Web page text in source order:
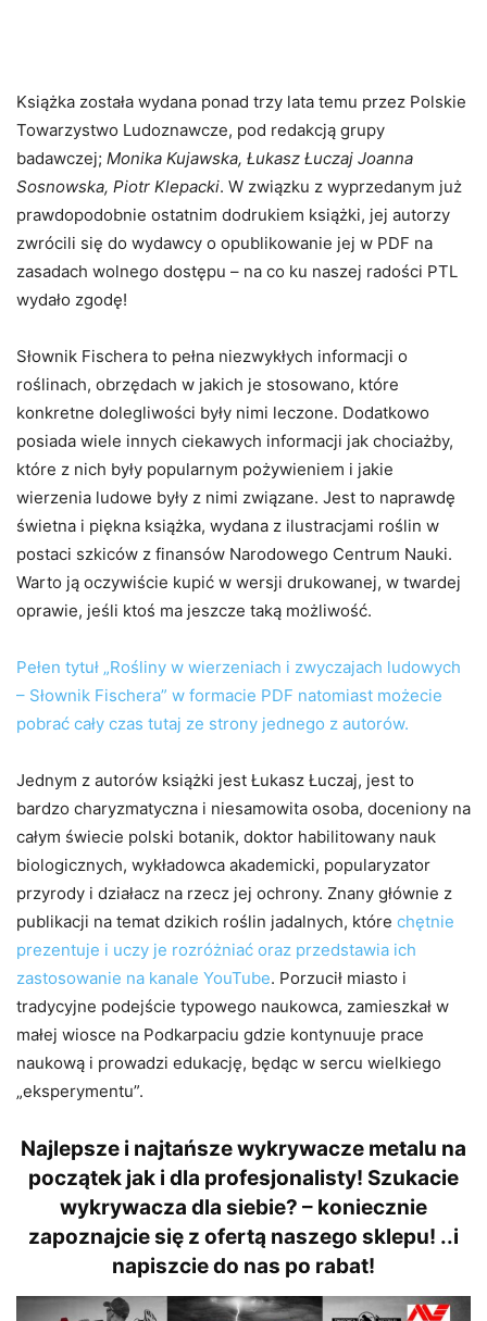
Książka została wydana ponad trzy lata temu przez Polskie
Towarzystwo Ludoznawcze, pod redakcją grupy
badawczej; Monika Kujawska, Łukasz Łuczaj Joanna
Sosnowska, Piotr Klepacki. W związku z wyprzedanym już
prawdopodobnie ostatnim dodrukiem książki, jej autorzy
zwrócili się do wydawcy o opublikowanie jej w PDF na
zasadach wolnego dostępu – na co ku naszej radości PTL
wydało zgodę!
Słownik Fischera to pełna niezwykłych informacji o
roślinach, obrzędach w jakich je stosowano, które
konkretne dolegliwości były nimi leczone. Dodatkowo
posiada wiele innych ciekawych informacji jak chociażby,
które z nich były popularnym pożywieniem i jakie
wierzenia ludowe były z nimi związane. Jest to naprawdę
świetna i piękna książka, wydana z ilustracjami roślin w
postaci szkiców z finansów Narodowego Centrum Nauki.
Warto ją oczywiście kupić w wersji drukowanej, w twardej
oprawie, jeśli ktoś ma jeszcze taką możliwość.
Pełen tytuł „Rośliny w wierzeniach i zwyczajach ludowych
– Słownik Fischera” w formacie PDF natomiast możecie
pobrać cały czas tutaj ze strony jednego z autorów.
Jednym z autorów książki jest Łukasz Łuczaj, jest to
bardzo charyzmatyczna i niesamowita osoba, doceniony na
całym świecie polski botanik, doktor habilitowany nauk
biologicznych, wykładowca akademicki, popularyzator
przyrody i działacz na rzecz jej ochrony. Znany głównie z
publikacji na temat dzikich roślin jadalnych, które chętnie
prezentuje i uczy je rozróżniać oraz przedstawia ich
zastosowanie na kanale YouTube. Porzucił miasto i
tradycyjne podejście typowego naukowca, zamieszkał w
małej wiosce na Podkarpaciu gdzie kontynuuje prace
naukową i prowadzi edukację, będąc w sercu wielkiego
„eksperymentu”.
Najlepsze i najtańsze wykrywacze metalu na
początek jak i dla profesjonalisty! Szukacie
wykrywacza dla siebie? – koniecznie
zapoznajcie się z ofertą naszego sklepu! ..i
napiszcie do nas po rabat!